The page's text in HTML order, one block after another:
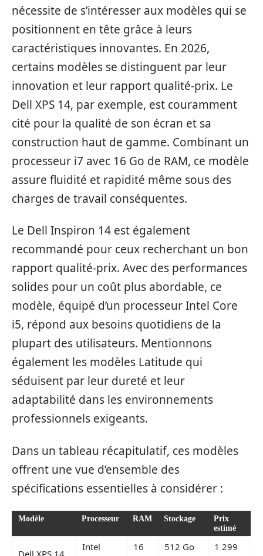
nécessite de s’intéresser aux modèles qui se
positionnent en tête grâce à leurs
caractéristiques innovantes. En 2026,
certains modèles se distinguent par leur
innovation et leur rapport qualité-prix. Le
Dell XPS 14, par exemple, est couramment
cité pour la qualité de son écran et sa
construction haut de gamme. Combinant un
processeur i7 avec 16 Go de RAM, ce modèle
assure fluidité et rapidité même sous des
charges de travail conséquentes.
Le Dell Inspiron 14 est également
recommandé pour ceux recherchant un bon
rapport qualité-prix. Avec des performances
solides pour un coût plus abordable, ce
modèle, équipé d’un processeur Intel Core
i5, répond aux besoins quotidiens de la
plupart des utilisateurs. Mentionnons
également les modèles Latitude qui
séduisent par leur dureté et leur
adaptabilité dans les environnements
professionnels exigeants.
Dans un tableau récapitulatif, ces modèles
offrent une vue d’ensemble des
spécifications essentielles à considérer :
Modèle Processeur RAM Stockage
Prix
estimé
Intel
16
512 Go
1 299